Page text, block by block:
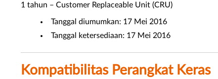
1 tahun – Customer Replaceable Unit (CRU)
Tanggal diumumkan: 17 Mei 2016
Tanggal ketersediaan: 17 Mei 2016
Kompatibilitas Perangkat Keras